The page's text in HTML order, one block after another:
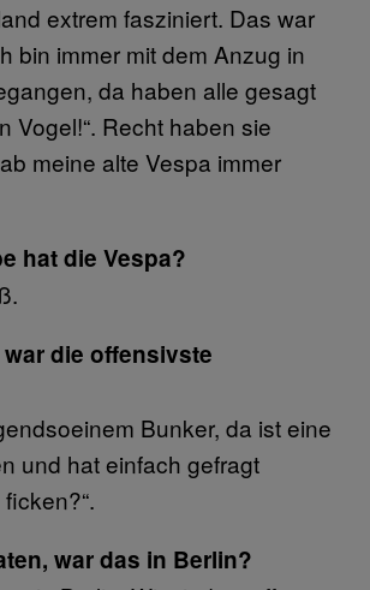
extrem fasziniert. Das war
bin immer mit dem Anzug in
da haben alle gesagt
Vogel!“. Recht haben sie
meine alte Vespa immer
hat die Vespa?
war die offensivste
Bunker, da ist eine
und hat einfach gefragt
war das in Berlin?